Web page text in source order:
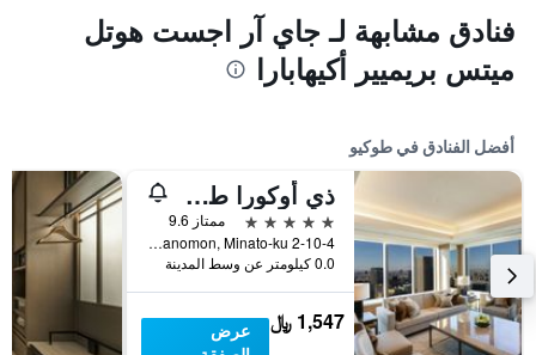
فنادق مشابهة لـ جاي آر اجست هوتل
ميتس بريميير أكيهابارا
أفضل الفنادق في طوكيو
ذي أوكورا طوكيو
5 نجوم
ممتاز 9.6
2-10-4 Toranomon, Minato-ku, طوكيو, اليابان
0.0 كيلومتر عن وسط المدينة
1,547 ﷼
عرض